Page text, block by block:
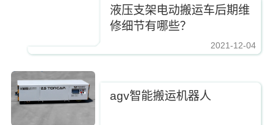
液压支架电动搬运车后期维
修细节有哪些？
2021-12-04
agv智能搬运机器人